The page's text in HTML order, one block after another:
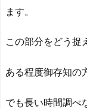
ます。
この部分をどう捉
ある程度御存知の
でも長い時間調べ